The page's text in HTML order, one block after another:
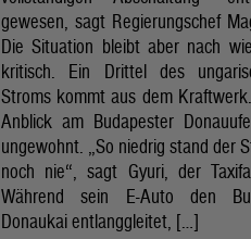
gewesen, sagt Regierungschef
Die Situation bleibt aber nach
kritisch. Ein Drittel des
Stroms kommt aus dem
Anblick am Budapester
ungewohnt. „So niedrig stand der
noch nie“, sagt Gyuri, der
Während sein E-Auto den
Donaukai entlanggleitet, […]